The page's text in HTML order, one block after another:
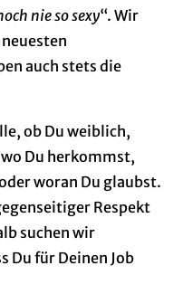
nie so sexy“. Wir
auch stets die
ob Du weiblich,
Du herkommst,
woran Du glaubst.
Respekt
suchen wir
Du für Deinen Job